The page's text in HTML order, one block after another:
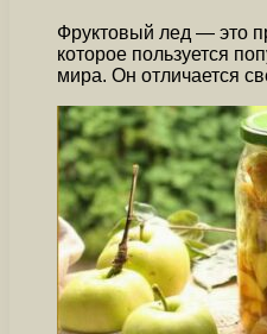
Фруктовый лед — это
которое пользуется
мира. Он отличается